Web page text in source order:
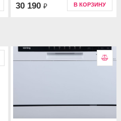
30 190 ₽ В КОРЗИНУ